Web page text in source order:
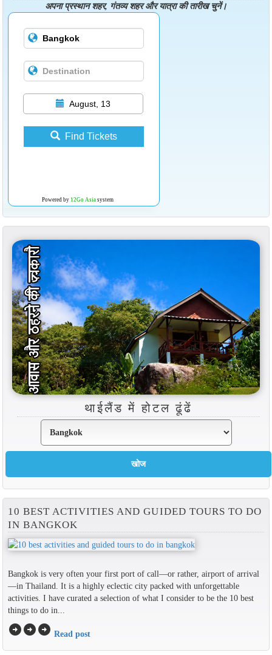
अपना प्रस्थान शहर, गंतव्य शहर और यात्रा की तारीख चुनें।
August, 13
Find Tickets
Powered by 12Go Asiasystem
थाईलैंड में होटल ढूंढें
10 BEST ACTIVITIES AND GUIDED TOURS TO DO
IN BANGKOK
Bangkok is very often your first port of call—or rather, airport of arrival
—in Thailand. It is a highly eclectic city packed with unforgettable
activities. I have curated a selection of what I consider to be the 10 best
things to do in...
arrow_circle_rightarrow_circle_rightarrow_circle_right Read post